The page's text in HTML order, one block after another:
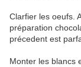
Clarfier les oeufs.
préparation
précedent est
Monter les blancs